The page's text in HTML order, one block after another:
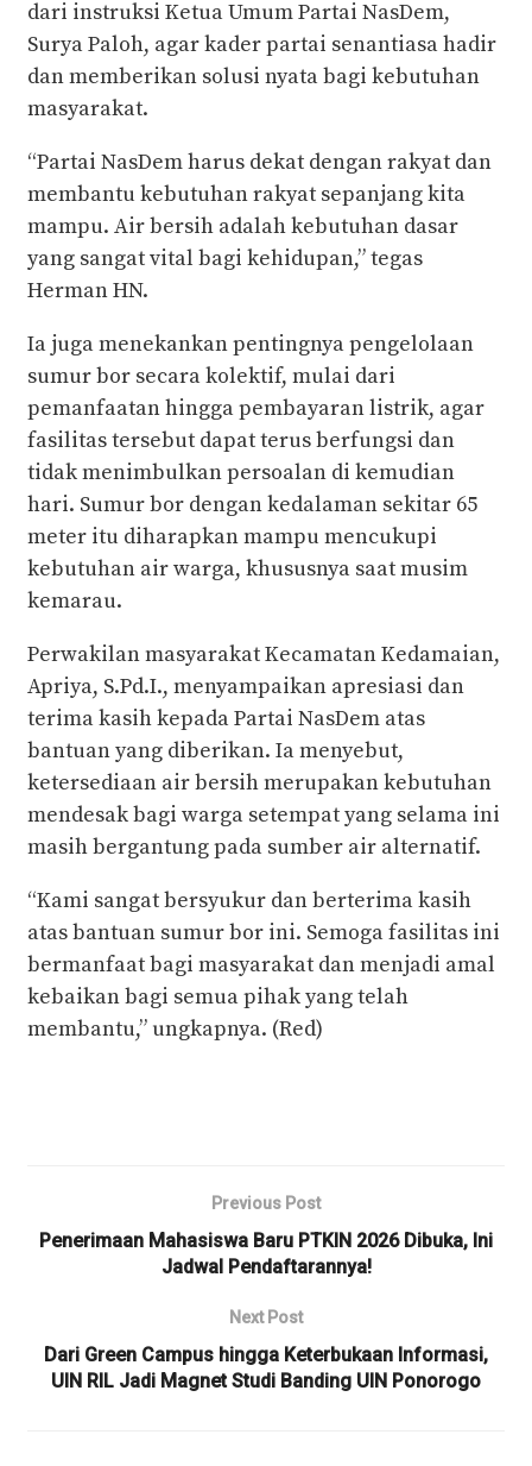
dari instruksi Ketua Umum Partai NasDem,
Surya Paloh, agar kader partai senantiasa hadir
dan memberikan solusi nyata bagi kebutuhan
masyarakat.
“Partai NasDem harus dekat dengan rakyat dan
membantu kebutuhan rakyat sepanjang kita
mampu. Air bersih adalah kebutuhan dasar
yang sangat vital bagi kehidupan,” tegas
Herman HN.
Ia juga menekankan pentingnya pengelolaan
sumur bor secara kolektif, mulai dari
pemanfaatan hingga pembayaran listrik, agar
fasilitas tersebut dapat terus berfungsi dan
tidak menimbulkan persoalan di kemudian
hari. Sumur bor dengan kedalaman sekitar 65
meter itu diharapkan mampu mencukupi
kebutuhan air warga, khususnya saat musim
kemarau.
Perwakilan masyarakat Kecamatan Kedamaian,
Apriya, S.Pd.I., menyampaikan apresiasi dan
terima kasih kepada Partai NasDem atas
bantuan yang diberikan. Ia menyebut,
ketersediaan air bersih merupakan kebutuhan
mendesak bagi warga setempat yang selama ini
masih bergantung pada sumber air alternatif.
“Kami sangat bersyukur dan berterima kasih
atas bantuan sumur bor ini. Semoga fasilitas ini
bermanfaat bagi masyarakat dan menjadi amal
kebaikan bagi semua pihak yang telah
membantu,” ungkapnya. (Red)
Previous Post
Penerimaan Mahasiswa Baru PTKIN 2026 Dibuka, Ini
Jadwal Pendaftarannya!
Next Post
Dari Green Campus hingga Keterbukaan Informasi,
UIN RIL Jadi Magnet Studi Banding UIN Ponorogo